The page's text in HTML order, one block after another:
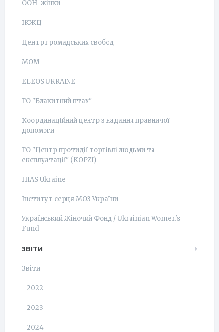
ООН-жінки
ІКЖЦ
Центр громадських свобод
МОМ
ELEOS UKRAINE
ГО "Блакитний птах"
Координаційний центр з надання правничої
допомоги
ГО "Центр протидії торгівлі людьми та
експлуатації" (КОРZI)
HIAS Ukraine
Інститут серця МОЗ України
Український Жіночий Фонд / Ukrainian Women's
Fund
ЗВІТИ
Звіти
2022
2023
2024